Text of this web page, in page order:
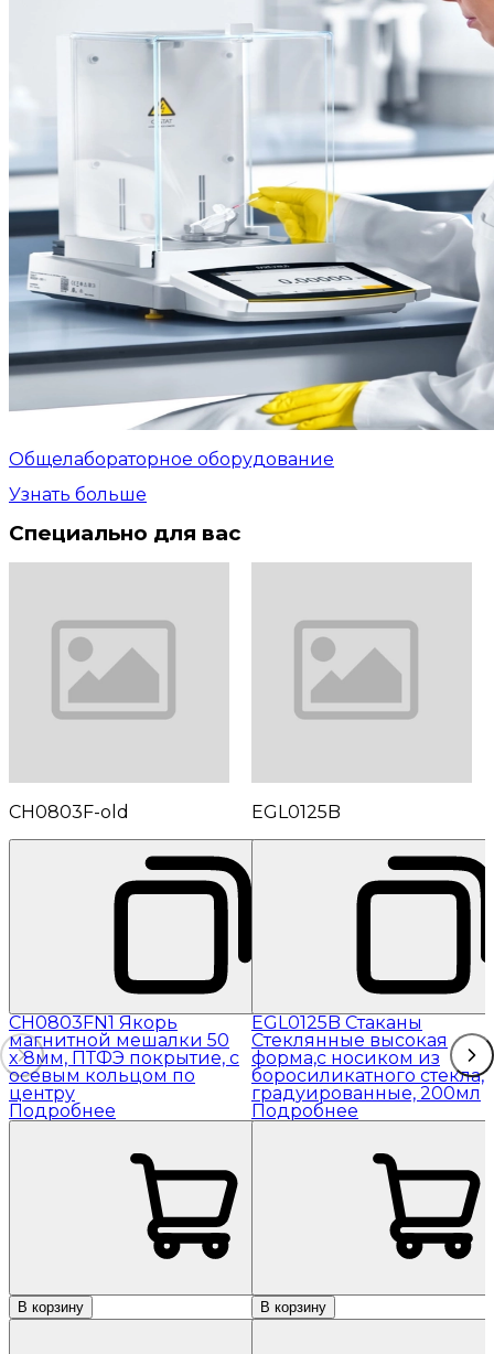
Общелабораторное оборудование
Узнать больше
Специально для вас
CH0803F-old
CH0803FN1 Якорь
магнитной мешалки 50
x 8мм, ПТФЭ покрытие, с
осевым кольцом по
центру
Подробнее
В корзину
EGL0125B
EGL0125B Стаканы
Стеклянные высокая
форма,с носиком из
боросиликатного стекла,
градуированные, 200мл
Подробнее
В корзину